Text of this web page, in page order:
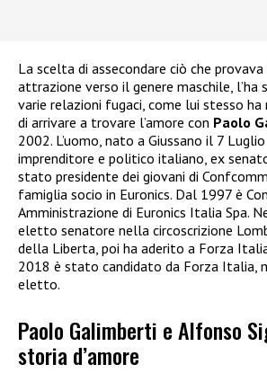
La scelta di assecondare ciò che
attrazione verso il genere maschile, l’ha
varie relazioni fugaci, come lui stesso
di arrivare a trovare l’amore con Paolo
2002. L’uomo, nato a Giussano il 7
imprenditore e politico italiano, ex
stato presidente dei giovani di
famiglia socio in Euronics. Dal 1997 è
Amministrazione di Euronics Italia Spa.
eletto senatore nella circoscrizione
della Liberta, poi ha aderito a Forza
2018 è stato candidato da Forza Italia,
eletto.
Paolo Galimberti e Alfonso
storia d’amore